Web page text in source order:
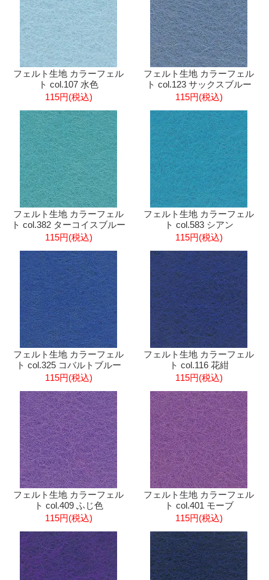
フェルト生地 カラーフェル
ト col.107 水色
115円(税込)
フェルト生地 カラーフェル
ト col.123 サックスブルー
115円(税込)
フェルト生地 カラーフェル
ト col.382 ターコイスブルー
115円(税込)
フェルト生地 カラーフェル
ト col.583 シアン
115円(税込)
フェルト生地 カラーフェル
ト col.325 コバルトブルー
115円(税込)
フェルト生地 カラーフェル
ト col.116 花紺
115円(税込)
フェルト生地 カラーフェル
ト col.409 ふじ色
115円(税込)
フェルト生地 カラーフェル
ト col.401 モーブ
115円(税込)